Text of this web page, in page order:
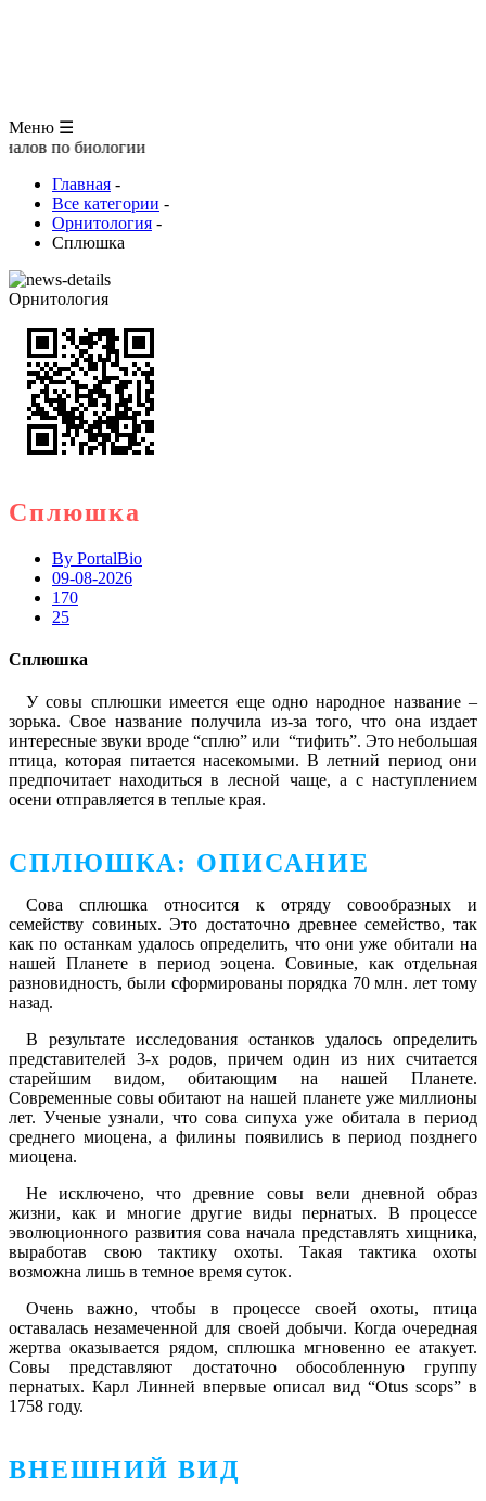
Меню ☰
Главная -
Все категории -
Орнитология -
Сплюшка
Орнитология
Сплюшка
By PortalBio
09-08-2026
170
25
Сплюшка
У совы сплюшки имеется еще одно народное название –
зорька. Свое название получила из-за того, что она издает
интересные звуки вроде “сплю” или “тифить”. Это небольшая
птица, которая питается насекомыми. В летний период они
предпочитает находиться в лесной чаще, а с наступлением
осени отправляется в теплые края.
СПЛЮШКА: ОПИСАНИЕ
Сова сплюшка относится к отряду совообразных и
семейству совиных. Это достаточно древнее семейство, так
как по останкам удалось определить, что они уже обитали на
нашей Планете в период эоцена. Совиные, как отдельная
разновидность, были сформированы порядка 70 млн. лет тому
назад.
В результате исследования останков удалось определить
представителей 3-х родов, причем один из них считается
старейшим видом, обитающим на нашей Планете.
Современные совы обитают на нашей планете уже миллионы
лет. Ученые узнали, что сова сипуха уже обитала в период
среднего миоцена, а филины появились в период позднего
миоцена.
Не исключено, что древние совы вели дневной образ
жизни, как и многие другие виды пернатых. В процессе
эволюционного развития сова начала представлять хищника,
выработав свою тактику охоты. Такая тактика охоты
возможна лишь в темное время суток.
Очень важно, чтобы в процессе своей охоты, птица
оставалась незамеченной для своей добычи. Когда очередная
жертва оказывается рядом, сплюшка мгновенно ее атакует.
Совы представляют достаточно обособленную группу
пернатых. Карл Линней впервые описал вид “Otus scops” в
1758 году.
ВНЕШНИЙ ВИД